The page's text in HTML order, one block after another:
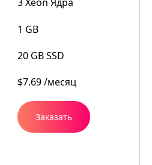
1 GB
20 GB SSD
$7.69 /месяц
Заказать